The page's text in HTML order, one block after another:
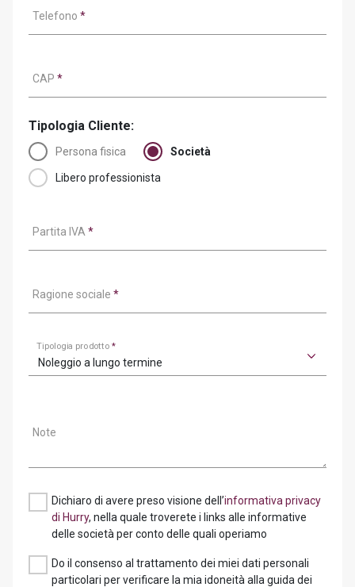
Telefono *
CAP *
Tipologia Cliente:
Persona fisica Società
Libero professionista
Partita IVA *
Ragione sociale *
Tipologia prodotto*
Noleggio a lungo termine
Note
Dichiaro di avere preso visione dell’informativa privacy
di Hurry, nella quale troverete i links alle informative
delle società per conto delle quali operiamo
Do il consenso al trattamento dei miei dati personali
particolari per verificare la mia idoneità alla guida dei